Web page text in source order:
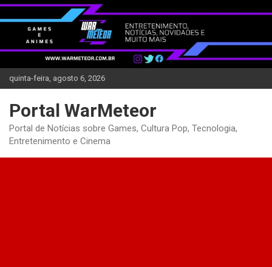
Skip
to
content
quinta-feira, agosto 6, 2026
Portal WarMeteor
Portal de Notícias sobre Games, Cultura Pop, Tecnologia,
Entretenimento e Cinema